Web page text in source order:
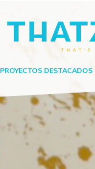
PROYECTOS DESTACADOS